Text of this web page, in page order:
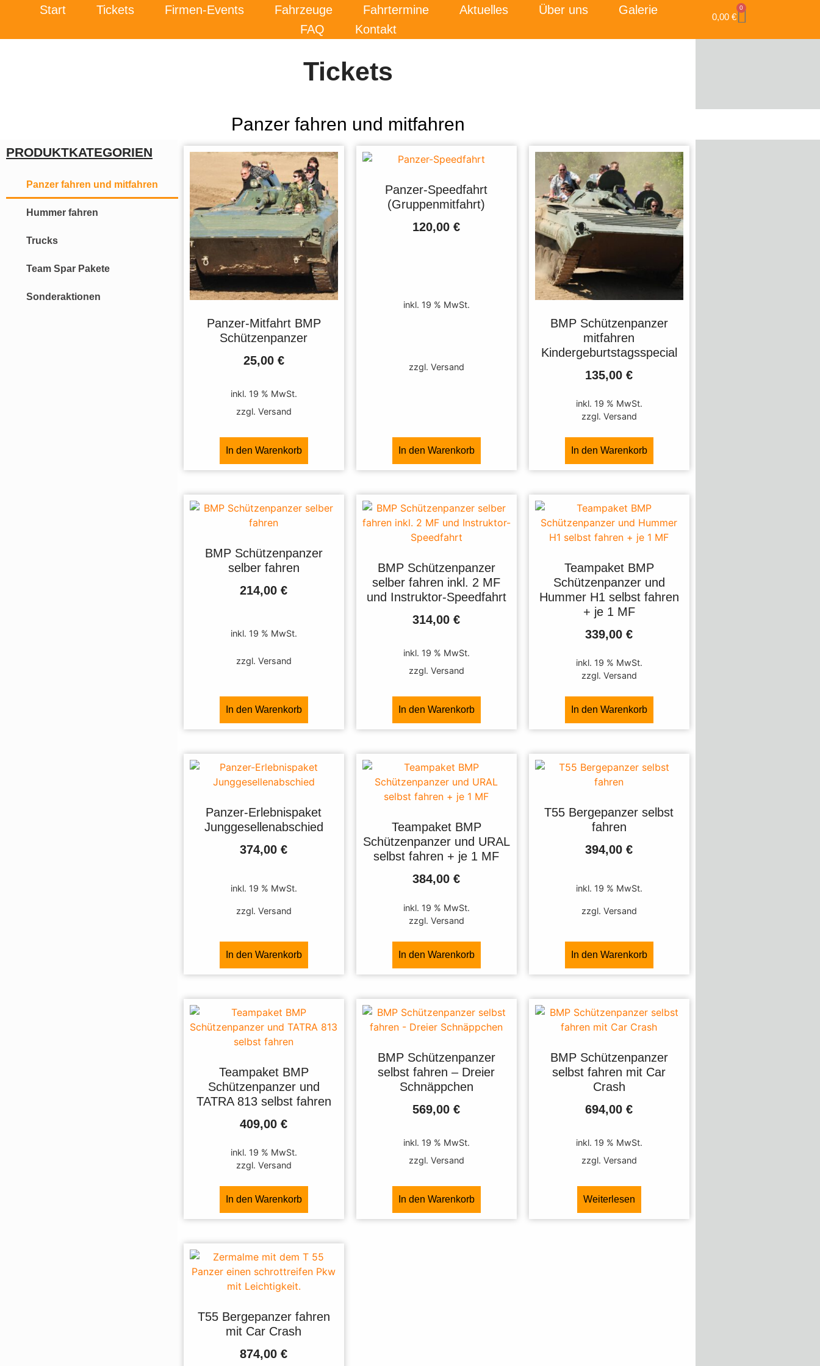
Start Tickets Firmen-Events Fahrzeuge Fahrtermine Aktuelles Über uns
Galerie
FAQ
Kontakt
0,00 €
0
Tickets
Panzer fahren und mitfahren
PRODUKTKATEGORIEN
Panzer fahren und mitfahren
Hummer fahren
Trucks
Team Spar Pakete
Sonderaktionen
Panzer-Mitfahrt BMP
Schützenpanzer
25,00 €
inkl. 19 % MwSt.
zzgl. Versand
In den Warenkorb
Panzer-Speedfahrt
(Gruppenmitfahrt)
120,00€
inkl. 19 % MwSt.
zzgl. Versand
In den Warenkorb
BMP Schützenpanzer
mitfahren
Kindergeburtstagsspecial
135,00€
inkl. 19 % MwSt.
zzgl. Versand
In den Warenkorb
BMP Schützenpanzer
selber fahren
214,00€
inkl. 19 % MwSt.
zzgl. Versand
In den Warenkorb
BMP Schützenpanzer
selber fahren inkl. 2 MF
und Instruktor-Speedfahrt
314,00€
inkl. 19 % MwSt.
zzgl. Versand
In den Warenkorb
Teampaket BMP
Schützenpanzer und
Hummer H1 selbst fahren
+ je 1 MF
339,00€
inkl. 19 % MwSt.
zzgl. Versand
In den Warenkorb
Panzer-Erlebnispaket
Junggesellenabschied
374,00€
inkl. 19 % MwSt.
zzgl. Versand
In den Warenkorb
Teampaket BMP
Schützenpanzer und URAL
selbst fahren + je 1 MF
384,00€
inkl. 19 % MwSt.
zzgl. Versand
In den Warenkorb
T55 Bergepanzer selbst
fahren
394,00€
inkl. 19 % MwSt.
zzgl. Versand
In den Warenkorb
Teampaket BMP
Schützenpanzer und
TATRA 813 selbst fahren
409,00€
inkl. 19 % MwSt.
zzgl. Versand
In den Warenkorb
BMP Schützenpanzer
selbst fahren – Dreier
Schnäppchen
569,00€
inkl. 19 % MwSt.
zzgl. Versand
In den Warenkorb
BMP Schützenpanzer
selbst fahren mit Car
Crash
694,00€
inkl. 19 % MwSt.
zzgl. Versand
Weiterlesen
T55 Bergepanzer fahren
mit Car Crash
874,00€